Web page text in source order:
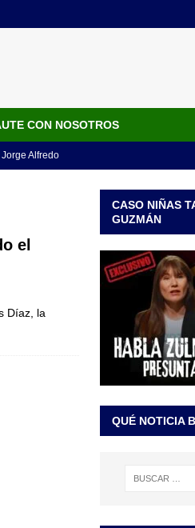
CON NOSOTROS
Alfredo
asesinato
se
Rodríguez
el
Díaz, la
CASO NIÑAS
GUZMÁN
QUÉ NOTICIA